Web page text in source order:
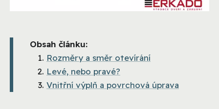
Obsah článku:
Rozměry a směr otevírání
Levé, nebo pravé?
Vnitřní výplň a povrchová úprava